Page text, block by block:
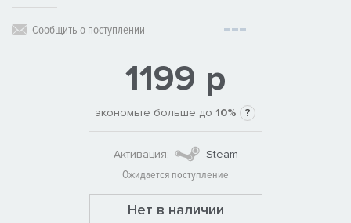
Сообщить о поступлении
1199 р
экономьте больше до 10% ?
Активация:
Steam
Ожидается поступление
Нет в наличии